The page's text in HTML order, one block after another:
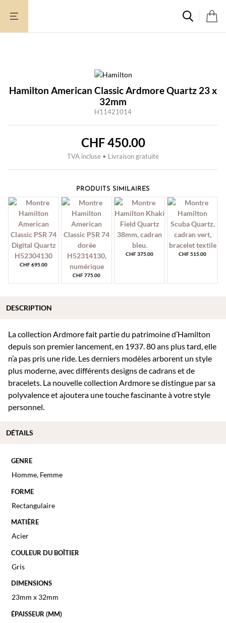
Hamilton American Classic Ardmore Quartz 23 x
32mm
H11421014
CHF450.00
TVA incluse • Livraison gratuite
PRODUITS SIMILAIRES
CHF695.00
CHF775.00
CHF375.00 CHF515.00
La collection Ardmore fait partie du patrimoine d’Hamilton
depuis son premier lancement, en 1937. 80 ans plus tard, elle
n’a pas pris une ride. Les derniers modèles arborent un style
plus moderne, avec différents designs de cadrans et de
bracelets. La nouvelle collection Ardmore se distingue par sa
polyvalence et ajoutera une touche fascinante à votre style
personnel.
GENRE
Homme, Femme
FORME
Rectangulaire
MATIÈRE
Acier
COULEUR DU BOÎTIER
Gris
DIMENSIONS
23mm x 32mm
ÉPAISSEUR (MM)
DESCRIPTION
DÉTAILS